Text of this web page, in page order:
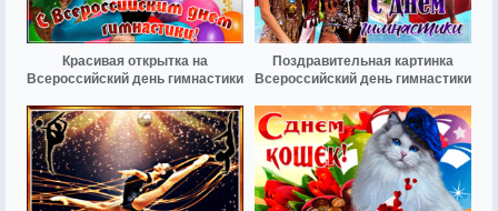
Красивая открытка на
Всероссийский день гимнастики
Поздравительная картинка
Всероссийский день гимнастики